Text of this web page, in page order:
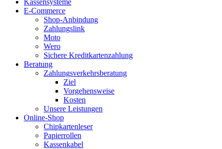
Kassensysteme
E-Commerce
Shop-Anbindung
Zahlungslink
Moto
Wero
Sichere Kreditkartenzahlung
Beratung
Zahlungsverkehrsberatung
Ziel
Vorgehensweise
Kosten
Unsere Leistungen
Online-Shop
Chipkartenleser
Papierrollen
Kassenkabel